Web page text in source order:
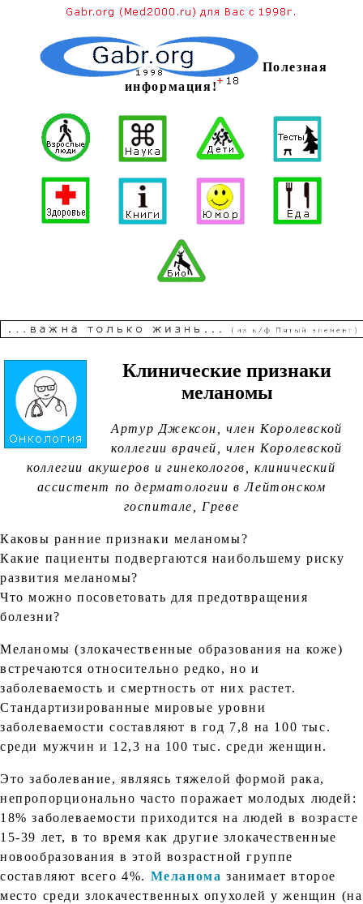
Полезная
информация!
Клинические признаки
меланомы
Артур Джексон, член Королевской
коллегии врачей, член Королевской
коллегии акушеров и гинекологов, клинический
ассистент по дерматологии в Лейтонском
госпитале, Греве
Каковы ранние признаки меланомы?
Какие пациенты подвергаются наибольшему риску
развития меланомы?
Что можно посоветовать для предотвращения
болезни?
Меланомы (злокачественные образования на коже)
встречаются относительно редко, но и
заболеваемость и смертность от них растет.
Стандартизированные мировые уровни
заболеваемости составляют в год 7,8 на 100 тыс.
среди мужчин и 12,3 на 100 тыс. среди женщин.
Это заболевание, являясь тяжелой формой рака,
непропорционально часто поражает молодых людей:
18% заболеваемости приходится на людей в возрасте
15-39 лет, в то время как другие злокачественные
новообразования в этой возрастной группе
составляют всего 4%. Меланома занимает второе
место среди злокачественных опухолей у женщин (на